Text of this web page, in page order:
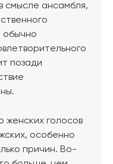
смысле ансамбля,
обычно
позади
женских голосов
особенно
причин. Во-